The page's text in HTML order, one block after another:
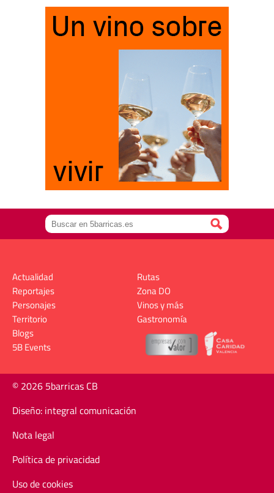
Actualidad
Reportajes
Personajes
Territorio
Rutas
Zona DO
Vinos y más
Gastronomía
Blogs
5B Events
© 2026 5barricas CB
Diseño: integral comunicación
Nota legal
Política de privacidad
Uso de cookies